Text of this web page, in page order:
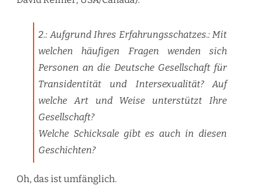
2.: Aufgrund Ihres Erfahrungsschatzes.: Mit
welchen häufigen Fragen wenden sich
Personen an die Deutsche Gesellschaft für
Transidentität und Intersexualität? Auf
welche Art und Weise unterstützt Ihre
Gesellschaft?
Welche Schicksale gibt es auch in diesen
Geschichten?
Oh, das ist umfänglich.